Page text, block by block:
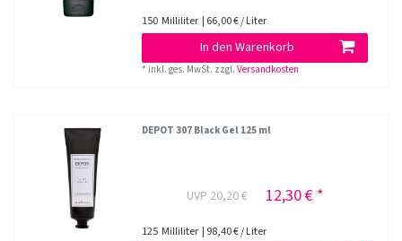
150 Milliliter | 66,00 € / Liter
In den Warenkorb
* inkl. ges. MwSt. zzgl.Versandkosten
DEPOT 307 Black Gel 125 ml
UVP 20,20 € 12,30 € *
125 Milliliter | 98,40 € / Liter